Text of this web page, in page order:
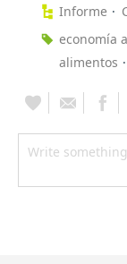
Informe
economía
alimentos